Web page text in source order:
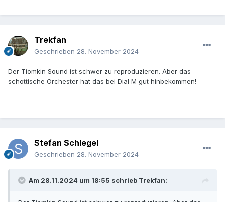
Trekfan
Geschrieben 28. November 2024
Der Tiomkin Sound ist schwer zu reproduzieren. Aber das
schottische Orchester hat das bei Dial M gut hinbekommen!
Stefan Schlegel
Geschrieben 28. November 2024
Am 28.11.2024 um 18:55 schrieb Trekfan: